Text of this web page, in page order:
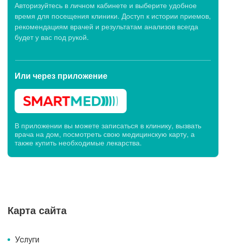
Авторизуйтесь в личном кабинете и выберите удобное
время для посещения клиники. Доступ к истории приемов,
рекомендациям врачей и результатам анализов всегда
будет у вас под рукой.
Или через приложение
В приложении вы можете записаться в клинику, вызвать
врача на дом, посмотреть свою медицинскую карту, а
также купить необходимые лекарства.
Карта сайта
Услуги